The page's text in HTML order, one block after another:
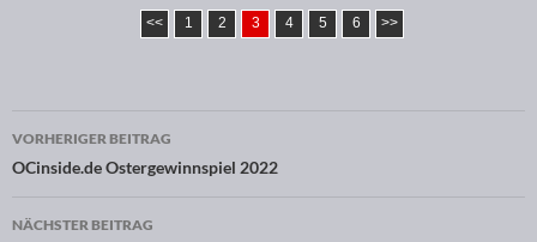
<< 1 2 3 4 5 6 >>
Beitragsnavigation
VORHERIGER BEITRAG
OCinside.de Ostergewinnspiel 2022
NÄCHSTER BEITRAG